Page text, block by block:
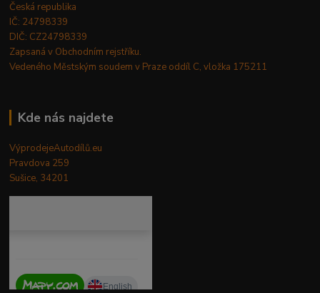
Česká republika
IČ: 24798339
DIČ: CZ24798339
Zapsaná v Obchodním rejstříku.
Vedeného Městským soudem v Praze oddíl C, vložka 175211
Kde nás najdete
VýprodejeAutodílů.eu
Pravdova 259
Sušice, 34201